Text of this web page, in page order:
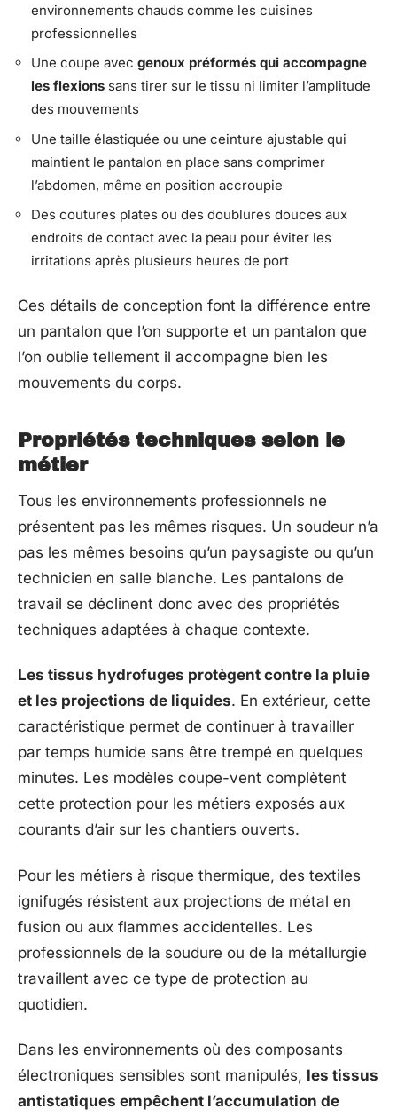
environnements chauds comme les cuisines
professionnelles
Une coupe avec genoux préformés qui accompagne
les flexions sans tirer sur le tissu ni limiter l’amplitude
des mouvements
Une taille élastiquée ou une ceinture ajustable qui
maintient le pantalon en place sans comprimer
l’abdomen, même en position accroupie
Des coutures plates ou des doublures douces aux
endroits de contact avec la peau pour éviter les
irritations après plusieurs heures de port
Ces détails de conception font la différence entre
un pantalon que l’on supporte et un pantalon que
l’on oublie tellement il accompagne bien les
mouvements du corps.
Propriétés techniques selon le
métier
Tous les environnements professionnels ne
présentent pas les mêmes risques. Un soudeur n’a
pas les mêmes besoins qu’un paysagiste ou qu’un
technicien en salle blanche. Les pantalons de
travail se déclinent donc avec des propriétés
techniques adaptées à chaque contexte.
Les tissus hydrofuges protègent contre la pluie
et les projections de liquides. En extérieur, cette
caractéristique permet de continuer à travailler
par temps humide sans être trempé en quelques
minutes. Les modèles coupe-vent complètent
cette protection pour les métiers exposés aux
courants d’air sur les chantiers ouverts.
Pour les métiers à risque thermique, des textiles
ignifugés résistent aux projections de métal en
fusion ou aux flammes accidentelles. Les
professionnels de la soudure ou de la métallurgie
travaillent avec ce type de protection au
quotidien.
Dans les environnements où des composants
électroniques sensibles sont manipulés, les tissus
antistatiques empêchent l’accumulation de